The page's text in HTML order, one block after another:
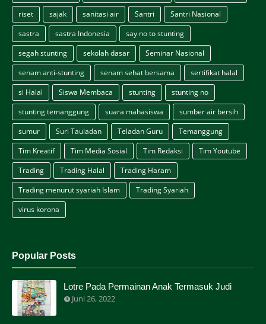
riset
sajak sanitasi air Santri
Santri Nasional
sastra
sastra Indonesia
say no to stunting
segah stunting
sekolah dasar
Seminar Nasional
senam anti-stunting
senam sehat bersama
sertifikat halal
si Halal
Siswa Membaca stunting
stunting no
stunting temanggung
suara mahasiswa
sumber air bersih
sumur
Suri Tauladan Teladan Guru
Temanggung
Tim Kreatif
Tim Media Sosial Tim Redaksi
Tim Youtube
Trading
Trading Halal
Trading Haram
Trading menurut syariah Islam
Trading Syariah
virus korona
Popular Posts
Lotre Pada Permainan Anak Termasuk Judi
Juni 26, 2022